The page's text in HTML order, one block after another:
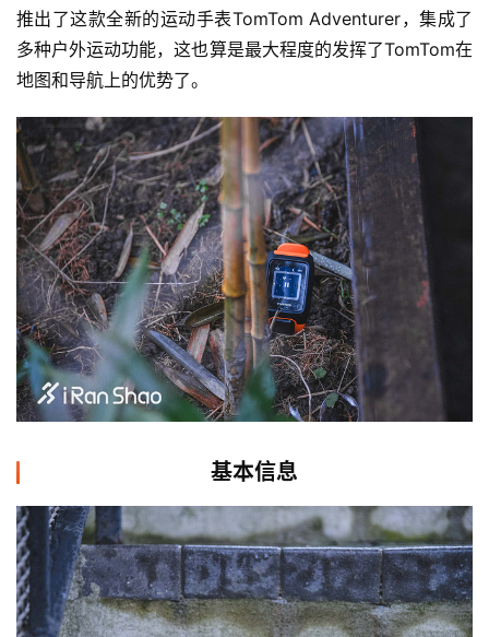
推出了这款全新的运动手表TomTom Adventurer，集成了
多种户外运动功能，这也算是最大程度的发挥了TomTom在
地图和导航上的优势了。
基本信息